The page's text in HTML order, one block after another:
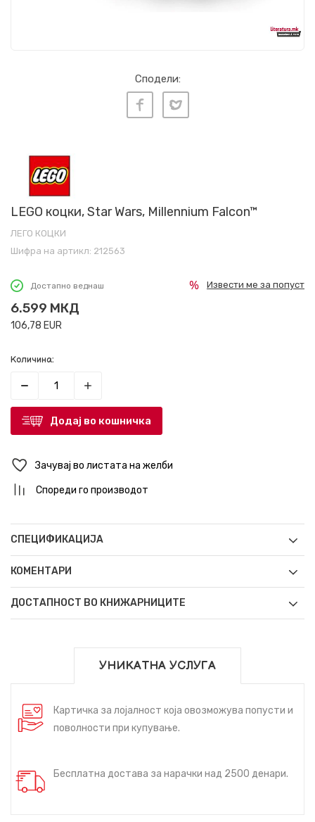
Сподели:
LEGO коцки, Star Wars, Millennium Falcon™
ЛЕГО КОЦКИ
Шифра на артикл: 212563
Достапно веднаш
6.599 МКД
106,78 EUR
Извести ме за попуст
Количина:
Додај во кошничка
Зачувај во листата на желби
Спореди го производот
СПЕЦИФИКАЦИЈА
КОМЕНТАРИ
ДОСТАПНОСТ ВО КНИЖАРНИЦИТЕ
УНИКАТНА УСЛУГА
Картичка за лојалност која овозможува попусти и
поволности при купување.
Бесплатна достава за нарачки над 2500 денари.